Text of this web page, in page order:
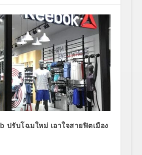
ปรับโฉมใหม่ เอาใจสายฟิตเมือง